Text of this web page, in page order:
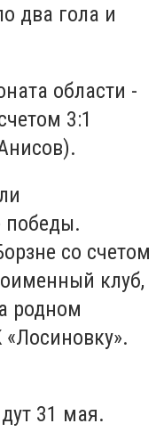
два гола и
области -
3:1
победы.
со счетом
клуб,
родном
31 мая.